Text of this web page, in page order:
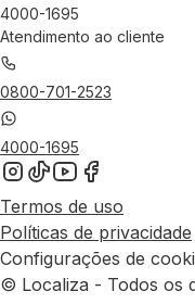
4000-1695
Atendimento ao cliente
0800-701-2523
4000-1695
Termos de uso
Políticas de privacidade
Configurações de
© Localiza - Todos os